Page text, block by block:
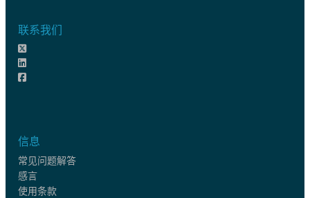
联系我们
信息
常见问题解答
感言
使用条款